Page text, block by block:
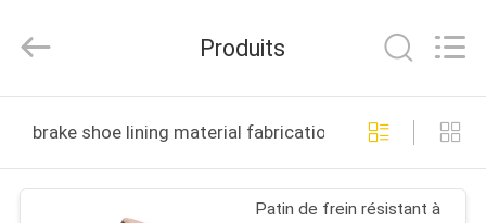
PRODUITS
Kebona
Industry
All
Reserved.
Produits
brake shoe lining material fabrication en ligne
Patin de frein résistant à